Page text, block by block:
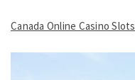
Canada Online Casino Slots